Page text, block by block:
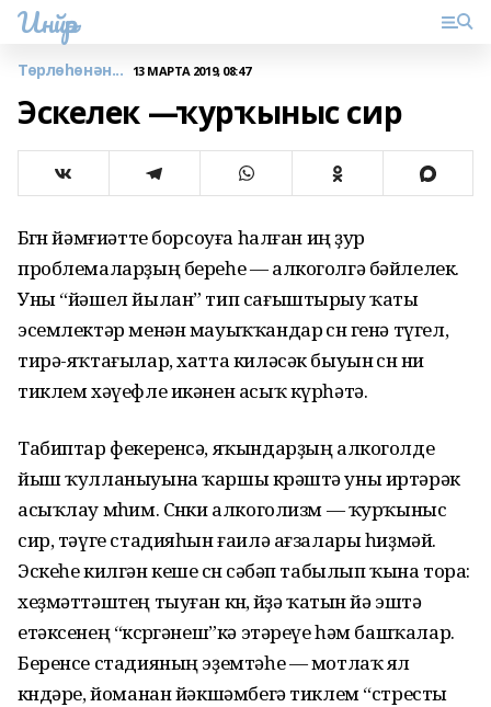
Инйәр
Төрлөһөнән... 13 МАРТА 2019, 08:47
Эскелек —ҡурҡыныс сир
Бөгөн йәмғиәтте борсоуға һалған иң ҙур
проблемаларҙың береһе — алкоголгә бәйлелек.
Уны “йәшел йылан” тип сағыштырыу ҡаты
эсемлектәр менән мауыҡҡандар өсөн генә түгел,
тирә-яҡтағылар, хатта киләсәк быуын өсөн ни
тиклем хәүефле икәнен асыҡ күрһәтә.
Табиптар фекеренсә, яҡындарҙың алкоголде
йыш ҡулланыуына ҡаршы көрәштә уны иртәрәк
асыҡлау мөһим. Сөнки алкоголизм — ҡурҡыныс
сир, тәүге стадияһын ғаилә ағзалары һиҙмәй.
Эскеһе килгән кеше өсөн сәбәп табылып ҡына тора:
хеҙмәттәштең тыуған көнө, өйҙә ҡатын йә эштә
етәксенең “көсөргәнеш”кә этәреүе һәм башҡалар.
Беренсе стадияның эҙемтәһе — мотлаҡ ял
көндәре, йоманан йәкшәмбегә тиклем “стресты